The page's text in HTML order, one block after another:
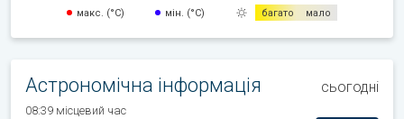
макс. (°C) мін. (°C) багато мало
Астрономічна інформація сьогодні
08:39 місцевий час